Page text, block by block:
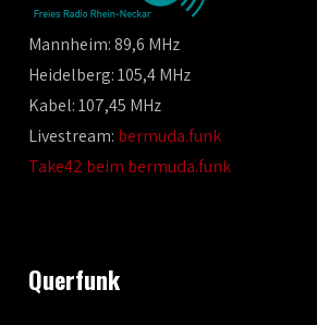
Mannheim: 89,6 MHz
Heidelberg: 105,4 MHz
Kabel: 107,45 MHz
Livestream: bermuda.funk
Take42 beim bermuda.funk
Querfunk